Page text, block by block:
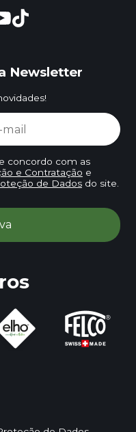
Newsletter
concordo com as
e Contratação e
de Dadosdo site.